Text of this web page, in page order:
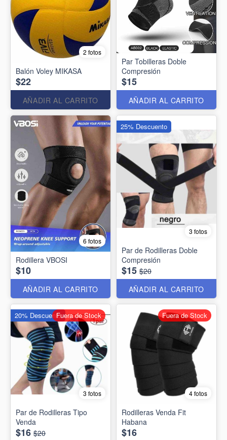
2 fotos
Balón Voley MIKASA
$22
AÑADIR AL CARRITO
Par Tobilleras Doble
Compresión
$15
AÑADIR AL CARRITO
6 fotos
Rodillera VBOSI
$10
AÑADIR AL CARRITO
3 fotos
Par de Rodilleras Doble
Compresión
$15 $20
AÑADIR AL CARRITO
25% Descuento
3 fotos
Par de Rodilleras Tipo
Venda
$16 $20
20% DescuentoFuera de Stock
4 fotos
Rodilleras Venda Fit
Habana
$16
Fuera de Stock